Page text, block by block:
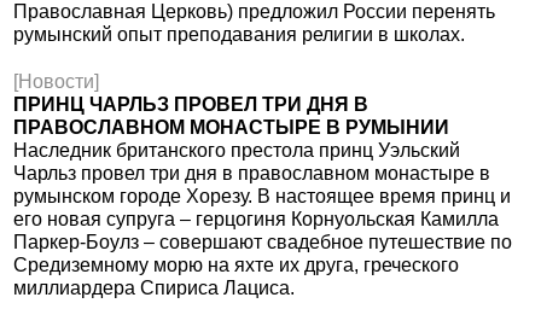
Православная Церковь) предложил России перенять
румынский опыт преподавания религии в школах.
[Новости]
ПРИНЦ ЧАРЛЬЗ ПРОВЕЛ ТРИ ДНЯ В
ПРАВОСЛАВНОМ МОНАСТЫРЕ В РУМЫНИИ
Наследник британского престола принц Уэльский
Чарльз провел три дня в православном монастыре в
румынском городе Хорезу. В настоящее время принц и
его новая супруга – герцогиня Корнуольская Камилла
Паркер-Боулз – совершают свадебное путешествие по
Средиземному морю на яхте их друга, греческого
миллиардера Спириса Лациса.